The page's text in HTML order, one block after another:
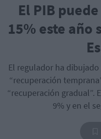
El PIB
15% este año
El regulador ha
“recuperación
“recuperación gradual”.
9% y en el